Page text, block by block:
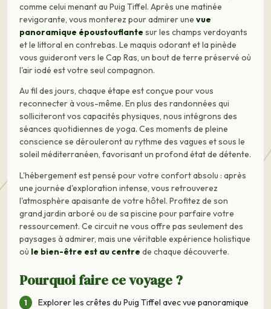
comme celui menant au Puig Tiffel. Après une matinée
revigorante, vous monterez pour admirer une vue
panoramique époustouflante sur les champs verdoyants
et le littoral en contrebas. Le maquis odorant et la pinède
vous guideront vers le Cap Ras, un bout de terre préservé où
l'air iodé est votre seul compagnon.
Au fil des jours, chaque étape est conçue pour vous
reconnecter à vous-même. En plus des randonnées qui
solliciteront vos capacités physiques, nous intégrons des
séances quotidiennes de yoga. Ces moments de pleine
conscience se dérouleront au rythme des vagues et sous le
soleil méditerranéen, favorisant un profond état de détente.
L'hébergement est pensé pour votre confort absolu : après
une journée d'exploration intense, vous retrouverez
l'atmosphère apaisante de votre hôtel. Profitez de son
grand jardin arboré ou de sa piscine pour parfaire votre
ressourcement. Ce circuit ne vous offre pas seulement des
paysages à admirer, mais une véritable expérience holistique
où le bien-être est au centre de chaque découverte.
Pourquoi faire ce voyage ?
Explorer les crêtes du Puig Tiffel avec vue panoramique